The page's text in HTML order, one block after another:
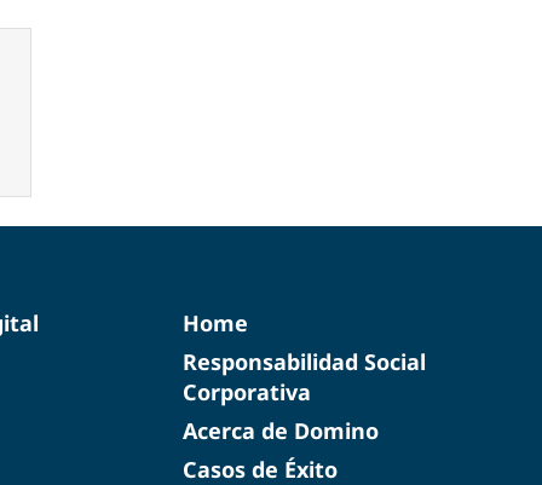
Home
Responsabilidad Social
Corporativa
Acerca de Domino
Casos de Éxito